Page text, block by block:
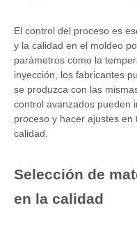
El control del proceso es
y la calidad en el moldeo
parámetros como la
inyección, los fabricantes
se produzca con las
control avanzados pueden
proceso y hacer ajustes
calidad.
Selección de
en la calidad